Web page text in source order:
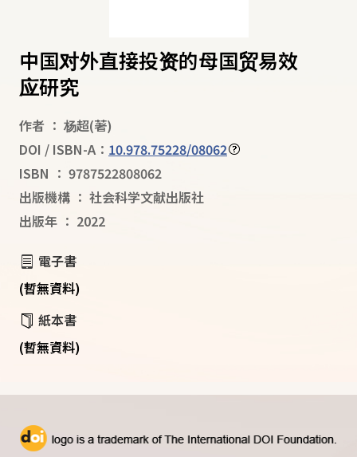
中国对外直接投资的母国贸易效
应研究
作者 ： 杨超(著)
DOI / ISBN-A： 10.978.75228/08062
ISBN ： 9787522808062
出版機構 ： 社会科学文献出版社
出版年 ： 2022
電子書
(暫無資料)
紙本書
(暫無資料)